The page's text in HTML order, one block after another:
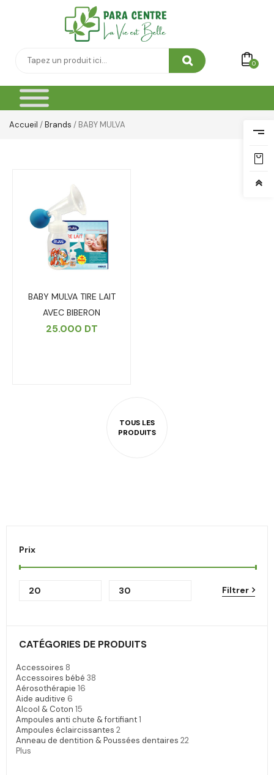
0
Accueil /Brands / BABY MULVA
Prix
Filtrer
CATÉGORIES DE PRODUITS
Accessoires 8
Accessoires bébé 38
Aérosothérapie 16
Aide auditive 6
Alcool & Coton 15
Ampoules anti chute & fortifiant1
Ampoules éclaircissantes 2
Anneau de dentition & Poussées dentaires 22
Plus
BABY MULVA TIRE LAIT
AVEC BIBERON
25.000 DT